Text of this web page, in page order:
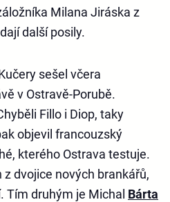
Milana Jiráska z
další posily.
sešel včera
v Ostravě-Porubě.
Fillo i Diop, taky
objevil francouzský
kterého Ostrava testuje.
z dvojice nových brankářů,
Tím druhým je Michal Bárta